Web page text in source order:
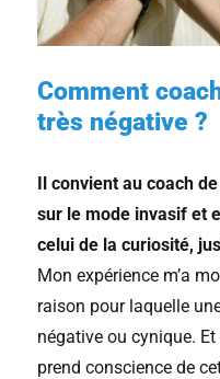
Comment
très négative ?
Il convient au coach
sur le mode invasif et
celui de la curiosité,
Mon expérience m’a
raison pour laquelle
négative ou cynique.
prend conscience de